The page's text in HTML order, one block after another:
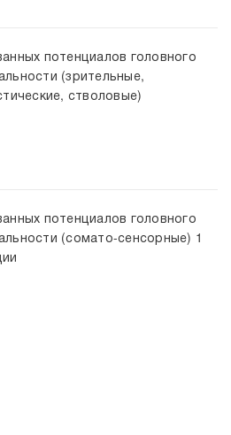
потенциалов головного
(зрительные,
стволовые)
потенциалов головного
(сомато-сенсорные) 1